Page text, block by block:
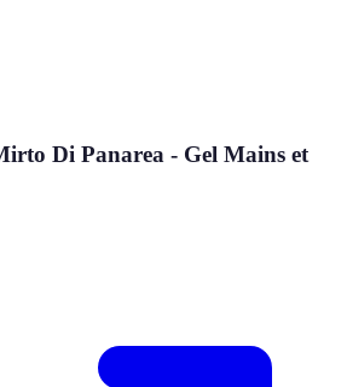
Di Panarea - Gel Mains et